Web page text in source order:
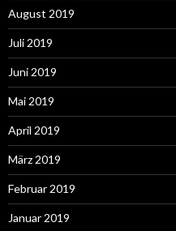
August 2019
Juli 2019
Juni 2019
Mai 2019
April 2019
März 2019
Februar 2019
Januar 2019